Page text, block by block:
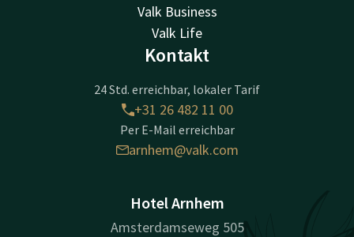
Valk Business
Valk Life
Kontakt
24 Std. erreichbar, lokaler Tarif
+31 26 482 11 00
Per E-Mail erreichbar
arnhem@valk.com
Hotel Arnhem
Amsterdamseweg 505